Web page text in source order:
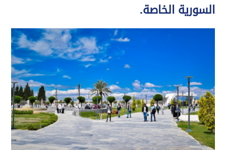
السورية الخاصة.